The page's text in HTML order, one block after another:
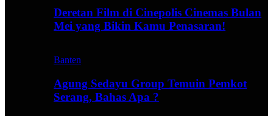
Deretan Film di Cinepolis Cinemas Bulan
Mei yang Bikin Kamu Penasaran!
Banten
Agung Sedayu Group Temuin Pemkot
Serang, Bahas Apa ?